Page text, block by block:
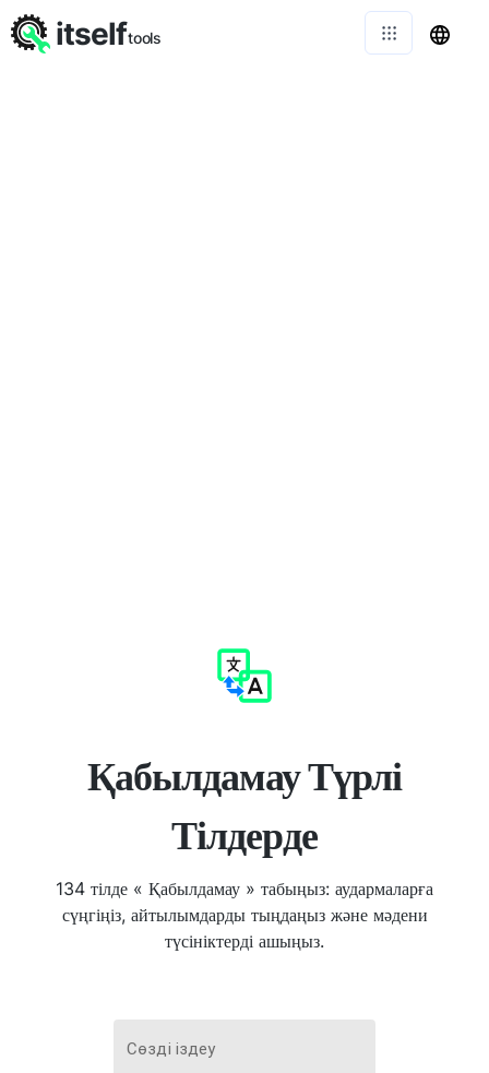
Қабылдамау Түрлі
Тілдерде
134 тілде « Қабылдамау » табыңыз: аудармаларға
сүңгіңіз, айтылымдарды тыңдаңыз және мәдени
түсініктерді ашыңыз.
Сөзді іздеу
itselftools